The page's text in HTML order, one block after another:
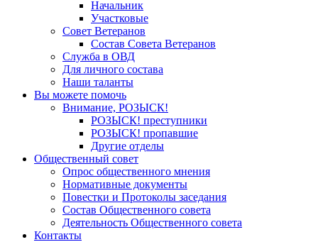
Начальник
Участковые
Совет Ветеранов
Состав Совета Ветеранов
Служба в ОВД
Для личного состава
Наши таланты
Вы можете помочь
Внимание, РОЗЫСК!
РОЗЫСК! преступники
РОЗЫСК! пропавшие
Другие отделы
Общественный совет
Опрос общественного мнения
Нормативные документы
Повестки и Протоколы заседания
Состав Общественного совета
Деятельность Общественного совета
Контакты